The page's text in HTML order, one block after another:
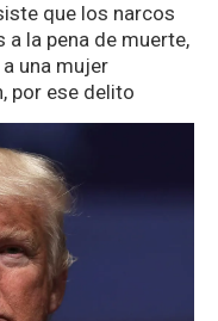
que los narcos
la pena de muerte,
una mujer
por ese delito